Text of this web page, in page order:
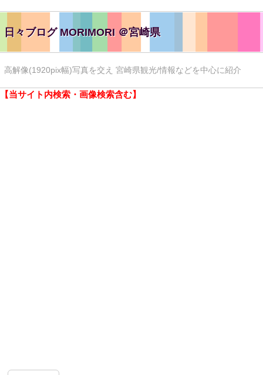
日々ブログ MORIMORI ＠宮崎県
高解像(1920pix幅)写真を交え 宮崎県観光/情報などを中心に紹介
【当サイト内検索・画像検索含む】